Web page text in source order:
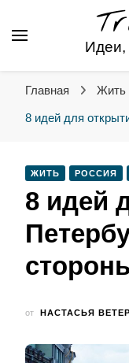
Идеи,
Главная Жить
8 идей для
ЖИТЬ РОССИЯ
8 идей
от НАСТАСЬЯ ВЕТЕР